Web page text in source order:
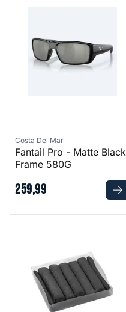
Costa Del Mar
Fantail Pro - Matte Black
Frame 580G
259,99